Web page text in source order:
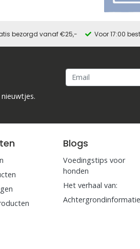
bezorgd vanaf €25,- Voor 17:00
Blogs
Voedingstips voor
honden
Het verhaal van:
Achtergrondinformatie